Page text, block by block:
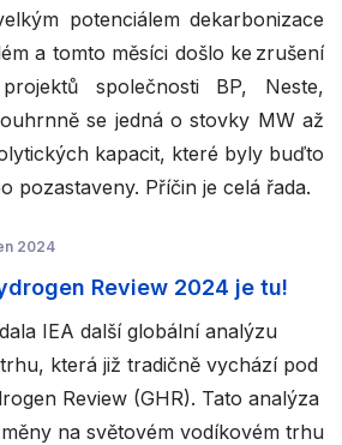
potenciálem dekarbonizace
a tomto měsíci došlo ke zrušení
společnosti BP, Neste,
se jedná o stovky MW až
kapacit, které byly buďto
pozastaveny. Příčin je celá řada.
2024
Review 2024 je tu!
IEA další globální analýzu
která již tradičně vychází pod
Review (GHR). Tato analýza
na světovém vodíkovém trhu